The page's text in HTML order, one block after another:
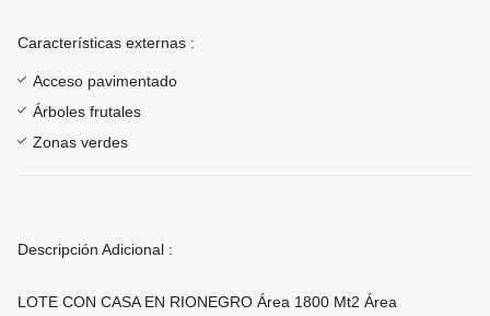
Características externas :
Acceso pavimentado
Árboles frutales
Zonas verdes
Descripción Adicional :
LOTE CON CASA EN RIONEGRO Área 1800 Mt2 Área